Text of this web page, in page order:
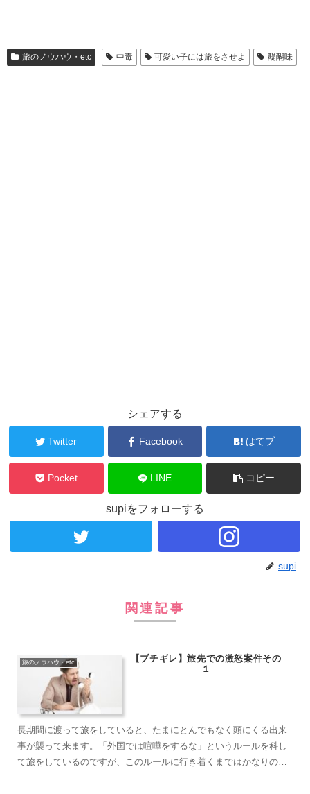
旅のノウハウ・etc 中毒 可愛い子には旅をさせよ 醍醐味
シェアする
Twitter Facebook はてブ
Pocket LINE コピー
supiをフォローする
supi
関連記事
旅のノウハウ・etc
【ブチギレ】旅先での激怒案件その
１
長期間に渡って旅をしていると、たまにとんでもなく頭にくる出来
事が襲って来ます。「外国では喧嘩をするな」というルールを科し
て旅をしているのですが、このルールに行き着くまではかなりの紆